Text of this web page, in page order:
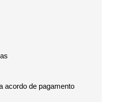
acordo de pagamento